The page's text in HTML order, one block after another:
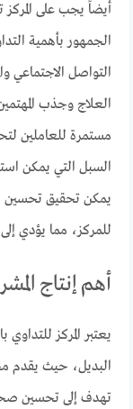
أيضاً يجب على
الجمهور بأهمية
التواصل الاجتماعي
العلاج وجذب
مستمرة للعاملين
السبل التي يمكن
يمكن تحقيق تحسين
للمركز، مما يؤدي
أهم إنتاج
يعتبر المركز
البديل، حيث يقدم
تهدف إلى تحسين